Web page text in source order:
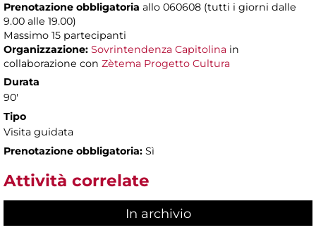
Prenotazione obbligatoria allo 060608 (tutti i giorni dalle
9.00 alle 19.00)
Massimo 15 partecipanti
Organizzazione: Sovrintendenza Capitolina in
collaborazione con Zètema Progetto Cultura
Durata
90'
Tipo
Visita guidata
Prenotazione obbligatoria: Sì
Attività correlate
In archivio